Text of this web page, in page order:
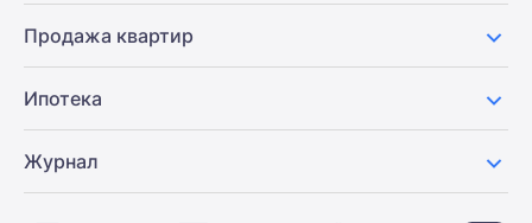
Продажа квартир
Ипотека
Журнал